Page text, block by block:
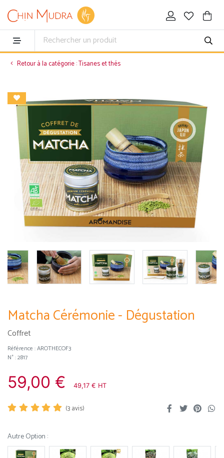
Retour à la catégorie : Tisanes et thés
Matcha Cérémonie - Dégustation
Coffret
Référence :AROTHECOF3
N° : 2817
59,00 € 49,17 € HT
(3avis)
Autre Option :